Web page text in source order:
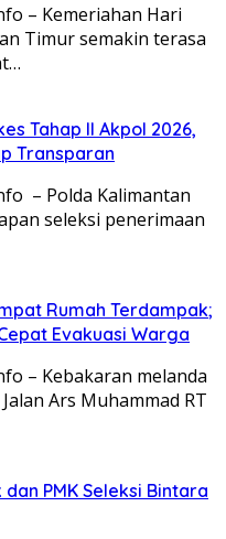
– Kemeriahan Hari
Timur semakin terasa
Tahap II Akpol 2026,
Transparan
– Polda Kalimantan
seleksi penerimaan
Rumah Terdampak;
Evakuasi Warga
– Kebakaran melanda
Ars Muhammad RT
PMK Seleksi Bintara